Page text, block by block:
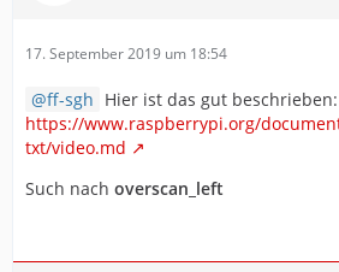
17. September 2019 um 18:54
ff-sgh Hier ist das gut beschrieben:
https://www.raspberrypi.org/
txt/video.md
Such nach overscan_left